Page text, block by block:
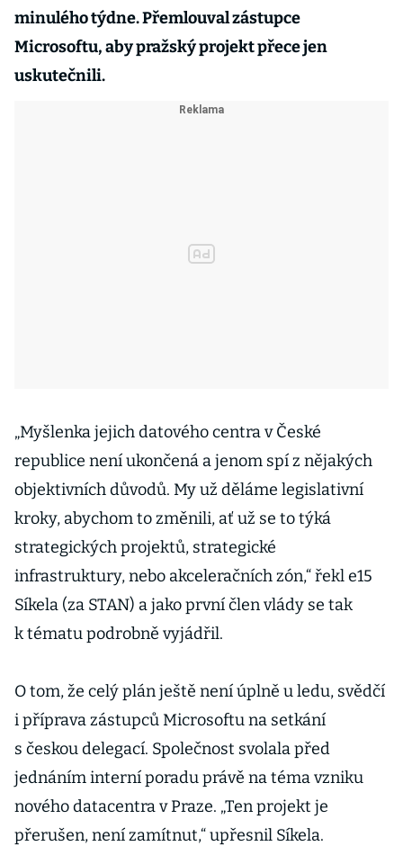
minulého týdne. Přemlouval zástupce
Microsoftu, aby pražský projekt přece jen
uskutečnili.
„Myšlenka jejich datového centra v České
republice není ukončená a jenom spí z nějakých
objektivních důvodů. My už děláme legislativní
kroky, abychom to změnili, ať už se to týká
strategických projektů, strategické
infrastruktury, nebo akceleračních zón,“ řekl e15
Síkela (za STAN) a jako první člen vlády se tak
k tématu podrobně vyjádřil.
O tom, že celý plán ještě není úplně u ledu, svědčí
i příprava zástupců Microsoftu na setkání
s českou delegací. Společnost svolala před
jednáním interní poradu právě na téma vzniku
nového datacentra v Praze. „Ten projekt je
přerušen, není zamítnut,“ upřesnil Síkela.